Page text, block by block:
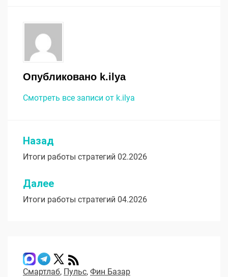
Опубликовано k.ilya
Смотреть все записи от k.ilya
Навигация
по
записям
Назад
Итоги работы стратегий 02.2026
Далее
Итоги работы стратегий 04.2026
Смартлаб, Пульс, Фин Базар